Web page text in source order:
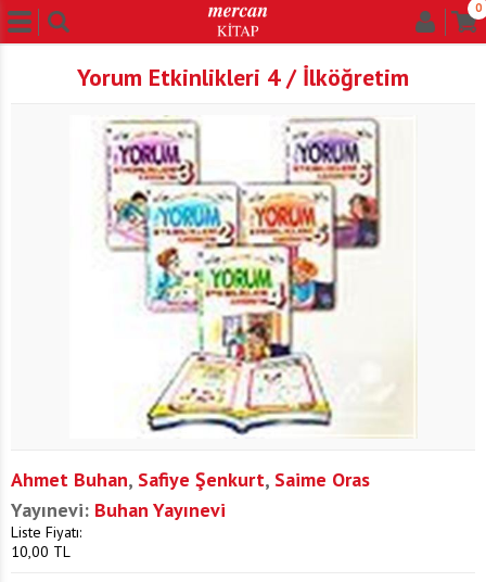
0
Yorum Etkinlikleri 4 / İlköğretim
Ahmet Buhan, Safiye Şenkurt, Saime Oras
Yayınevi: Buhan Yayınevi
Liste Fiyatı:
10,00 TL